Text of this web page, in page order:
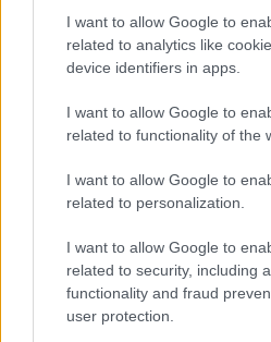
I want to allow Google to
related to analytics like
device identifiers in apps.
I want to allow Google to
related to functionality of the
I want to allow Google to
related to personalization.
I want to allow Google to
related to security, including
functionality and fraud
user protection.
Politico: Η Ουκρανία
πολεμά ακόμα και
Τραμπ - 5 λόγοι που
όπλα
Τι θα γίνει στην
κυβέρνηση αποσύρει τα
από το μέτωπο – Τα
και οι δυσκολίες του